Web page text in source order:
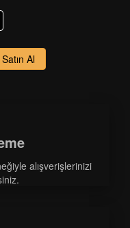
Satın Al
alışverişlerinizi